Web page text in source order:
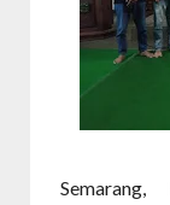
Semarang,